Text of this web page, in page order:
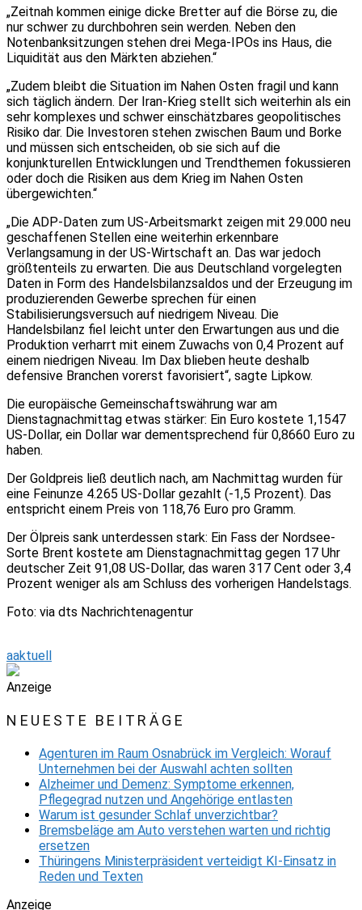
„Zeitnah kommen einige dicke Bretter auf die Börse zu, die
nur schwer zu durchbohren sein werden. Neben den
Notenbanksitzungen stehen drei Mega-IPOs ins Haus, die
Liquidität aus den Märkten abziehen.“
„Zudem bleibt die Situation im Nahen Osten fragil und kann
sich täglich ändern. Der Iran-Krieg stellt sich weiterhin als ein
sehr komplexes und schwer einschätzbares geopolitisches
Risiko dar. Die Investoren stehen zwischen Baum und Borke
und müssen sich entscheiden, ob sie sich auf die
konjunkturellen Entwicklungen und Trendthemen fokussieren
oder doch die Risiken aus dem Krieg im Nahen Osten
übergewichten.“
„Die ADP-Daten zum US-Arbeitsmarkt zeigen mit 29.000 neu
geschaffenen Stellen eine weiterhin erkennbare
Verlangsamung in der US-Wirtschaft an. Das war jedoch
größtenteils zu erwarten. Die aus Deutschland vorgelegten
Daten in Form des Handelsbilanzsaldos und der Erzeugung im
produzierenden Gewerbe sprechen für einen
Stabilisierungsversuch auf niedrigem Niveau. Die
Handelsbilanz fiel leicht unter den Erwartungen aus und die
Produktion verharrt mit einem Zuwachs von 0,4 Prozent auf
einem niedrigen Niveau. Im Dax blieben heute deshalb
defensive Branchen vorerst favorisiert“, sagte Lipkow.
Die europäische Gemeinschaftswährung war am
Dienstagnachmittag etwas stärker: Ein Euro kostete 1,1547
US-Dollar, ein Dollar war dementsprechend für 0,8660 Euro zu
haben.
Der Goldpreis ließ deutlich nach, am Nachmittag wurden für
eine Feinunze 4.265 US-Dollar gezahlt (-1,5 Prozent). Das
entspricht einem Preis von 118,76 Euro pro Gramm.
Der Ölpreis sank unterdessen stark: Ein Fass der Nordsee-
Sorte Brent kostete am Dienstagnachmittag gegen 17 Uhr
deutscher Zeit 91,08 US-Dollar, das waren 317 Cent oder 3,4
Prozent weniger als am Schluss des vorherigen Handelstags.
Foto: via dts Nachrichtenagentur
aaktuell
Anzeige
NEUESTE BEITRÄGE
Agenturen im Raum Osnabrück im Vergleich: Worauf
Unternehmen bei der Auswahl achten sollten
Alzheimer und Demenz: Symptome erkennen,
Pflegegrad nutzen und Angehörige entlasten
Warum ist gesunder Schlaf unverzichtbar?
Bremsbeläge am Auto verstehen warten und richtig
ersetzen
Thüringens Ministerpräsident verteidigt KI-Einsatz in
Reden und Texten
Anzeige